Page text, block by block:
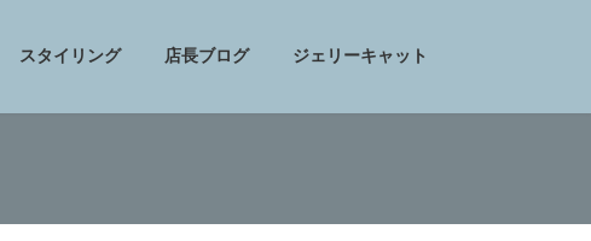
スタイリング 店長ブログ ジェリーキャット